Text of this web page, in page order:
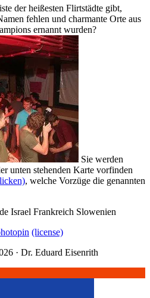
der heißesten Flirtstädte gibt,
fehlen und charmante Orte aus
ernannt wurden?
Sie werden
unten stehenden Karte vorfinden
, welche Vorzüge die genannten
Israel Frankreich Slowenien
(license)
· Dr. Eduard Eisenrith